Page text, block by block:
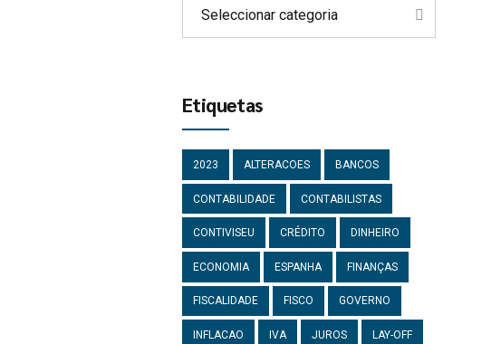
Seleccionar categoria
Etiquetas
2023 ALTERACOES BANCOS
CONTABILIDADE CONTABILISTAS
CONTIVISEU CRÉDITO DINHEIRO
ECONOMIA ESPANHA FINANÇAS
FISCALIDADE FISCO GOVERNO
INFLACAO IVA JUROS LAY-OFF